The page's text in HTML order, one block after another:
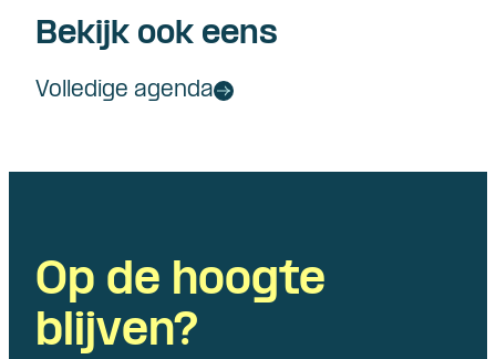
Bekijk ook eens
Volledige agenda
Op de hoogte
blijven?